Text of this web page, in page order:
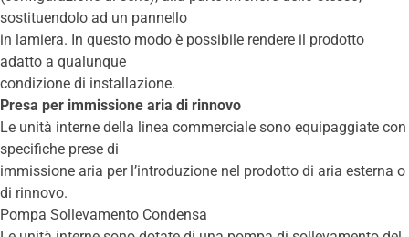
sostituendolo ad un pannello
in lamiera. In questo modo è possibile rendere il prodotto
adatto a qualunque
condizione di installazione.
Presa per immissione aria di rinnovo
Le unità interne della linea commerciale sono equipaggiate con
specifiche prese di
immissione aria per l’introduzione nel prodotto di aria esterna o
di rinnovo.
Pompa Sollevamento Condensa